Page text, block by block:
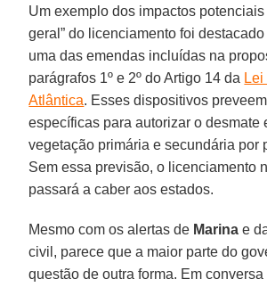
Um exemplo dos impactos potenciais
geral” do licenciamento foi
uma das emendas incluídas na
parágrafos 1º e 2º do Artigo 14 da
Atlântica. Esses dispositivos
específicas para autorizar o desmate
vegetação primária e secundária por
Sem essa previsão, o licenciamento
passará a caber aos estados.
Mesmo com os alertas de Marina e
civil, parece que a maior parte do
questão de outra forma. Em conversa